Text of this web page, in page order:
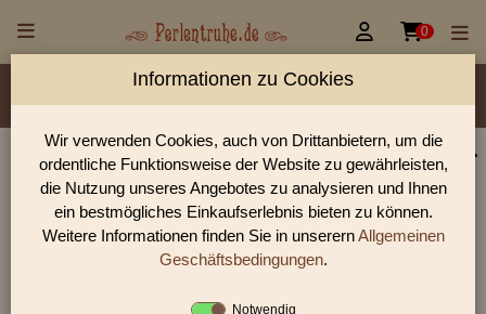
 0
Material/Glassorte Sorte/Form Farbe
Größen
Lochdurchmesser
Glasperlen, Rocailles, Holzperlen & Steinperlen |
Perlentruhe
Glasperlen, Rocailles und Preciosa Perlen aus Gablonz.
Entdecke Table-Cut-Perlen, gedrückte Perlen und antike
Informationen zu Cookies
Wir verwenden Cookies, auch von Drittanbietern, um die
ordentliche Funktionsweise der Website zu gewährleisten,
die Nutzung unseres Angebotes zu analysieren und Ihnen
ein bestmögliches Einkaufserlebnis bieten zu können.
Weitere Informationen finden Sie in unserernAllgemeinen
Geschäftsbedingungen.
Notwendig